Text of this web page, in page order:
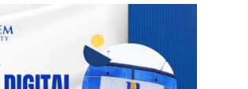
Kehilangan Kendaraan